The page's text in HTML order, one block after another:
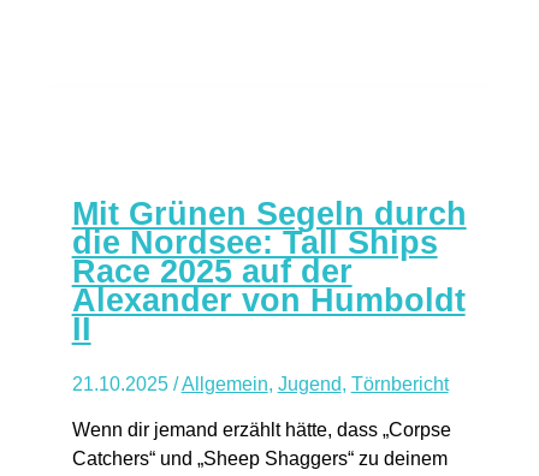
Mit Grünen Segeln durch
die Nordsee: Tall Ships
Race 2025 auf der
Alexander von Humboldt
II
21.10.2025 /Allgemein, Jugend, Törnbericht
Wenn dir jemand erzählt hätte, dass „Corpse
Catchers“ und „Sheep Shaggers“ zu deinem